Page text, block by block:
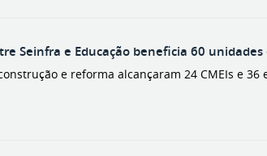
Seinfra e Educação beneficia 60 unidades
e reforma alcançaram 24 CMEIs e 36